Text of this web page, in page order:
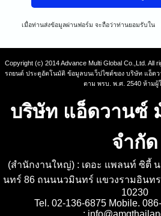
เมื่อท่านส่งข้อมูลผ่านฟอร์ม จะถือว่าท่านยอมรับในน
Copyright (c) 2014 Advance Multi Global Co.,Ltd.
รถยนต์ ประตูอัตโนมัติ ข้อมูลบนเว็ปไซต์ของ บริษัท แอ็ด
ตาม พรบ. พ.ศ. 2540 ห้ามผู้
บริษัท แอ็ดวานซ์
จำกัด
(สำนักงานใหญ่) : เดอะ แพลนท์ ซิตี้
นทร์ 86 ถนนนวมินทร์ แขวงรามอินทร
10230
Tel. 02-136-6875 Mobile.